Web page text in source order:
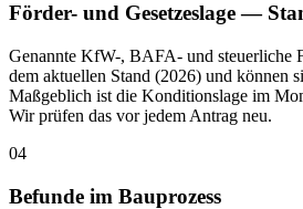
Förder- und Gesetzeslage —
Genannte KfW-, BAFA- und steuerliche
dem aktuellen Stand (2026) und können
Maßgeblich ist die Konditionslage im
Wir prüfen das vor jedem Antrag neu.
04
Befunde im Bauprozess